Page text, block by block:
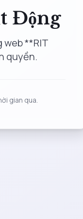
Động
**RIT
quyền.
gian qua.